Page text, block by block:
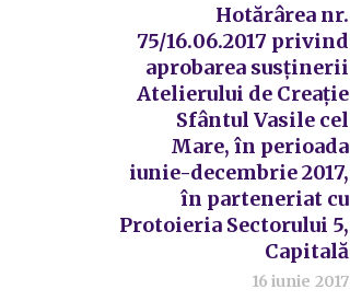
Hotărârea nr.
75/16.06.2017 privind
aprobarea susținerii
Atelierului de Creație
Sfântul Vasile cel
Mare, în perioada
iunie-decembrie 2017,
în parteneriat cu
Protoieria Sectorului 5,
Capitală
16 iunie 2017